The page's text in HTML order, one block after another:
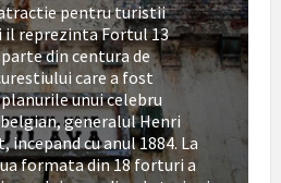
pentru turistii
reprezinta Fortul 13
din centura de
care a fost
unui celebru
generalul Henri
cu anul 1884. La
formata din 18 forturi a